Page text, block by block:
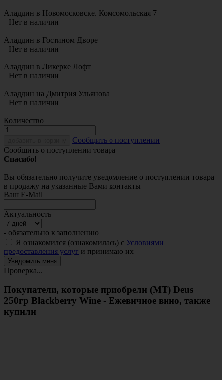
Аладдин в Новомосковске. Комсомольская 7
Нет в наличии
Аладдин в Гостином Дворе
Нет в наличии
Аладдин в Ликерке Лофт
Нет в наличии
Аладдин на Дмитрия Ульянова
Нет в наличии
Количество
Cообщить о поступлении
Сообщить о поступлении товара
Спасибо!
Вы обязательно получите уведомление о поступлении товара
в продажу на указанные Вами контакты
Ваш E-Mail
Актуальность
- обязательно к заполнению
Я ознакомился (ознакомилась) с Условиями
предоставления услуг и принимаю их
Проверка...
Покупатели, которые приобрели (МТ) Deus
250гр Blackberry Wine - Ежевичное вино, также
купили